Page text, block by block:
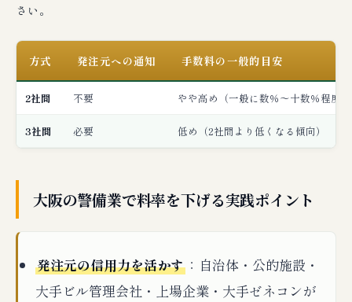
さい。
方式 発注元への通知 手数料の一般的目安
2社間 不要 やや高め（一般に数％〜十数％程度
3社間 必要 低め（2社間より低くなる傾向）
大阪の警備業で料率を下げる実践ポイント
発注元の信用力を活かす ：自治体・公的施設・
大手ビル管理会社・上場企業・大手ゼネコンが